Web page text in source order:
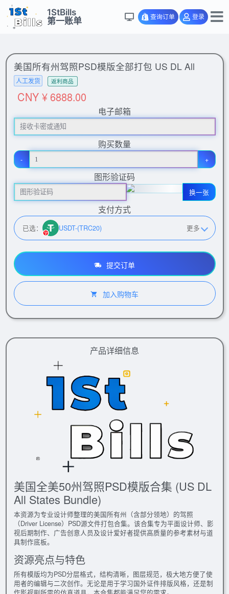
1StBills
第一账单
查询订单 登录
美国所有州驾照PSD模版全部打包 US DL All
人工发货 返利商品
CNY ¥ 6888.00
电子邮箱
购买数量
- +
图形验证码
换一张
支付方式
已选： USDT-(TRC20) 更多
提交订单
加入购物车
产品详细信息
美国全美50州驾照PSD模版合集 (US DL
All States Bundle)
本资源为专业设计师整理的美国所有州（含部分领地）的驾照
（Driver License）PSD源文件打包合集。该合集专为平面设计师、影
视后期制作、广告创意人员及设计爱好者提供高质量的参考素材与道
具制作底板。
资源亮点与特色
所有模版均为PSD分层格式，结构清晰，图层规范，极大地方便了使
用者的编辑与二次创作。无论是用于学习国外证件排版风格，还是制